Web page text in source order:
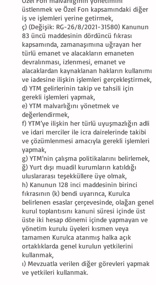
üstlenmek ve Özel Fon kapsamındaki diğer
iş ve işlemleri yerine getirmek,
ç) (Değişik: RG-26/8/2021-31580) Kanunun
83 üncü maddesinin dördüncü fıkrası
kapsamında, zamanaşımına uğrayan her
türlü emanet ve alacakların emaneten
devralınması, izlenmesi, emanet ve
alacaklardan kaynaklanan hakların kullanımı
ve iadesine ilişkin işlemleri gerçekleştirmek,
d) YTM gelirlerinin takip ve tahsili için
gerekli işlemleri yapmak,
e) YTM malvarlığını yönetmek ve
değerlendirmek,
f) YTM’ye ilişkin her türlü uyuşmazlığın adli
ve idari merciler ile icra dairelerinde takibi
ve çözümlenmesi amacıyla gerekli işlemleri
yapmak,
g) YTM’nin çalışma politikalarını belirlemek,
ğ) Yurt dışı muadil kurumların katıldığı
uluslararası teşekküllere üye olmak,
h) Kanunun 128 inci maddesinin birinci
fıkrasının (k) bendi uyarınca, Kurulca
belirlenen esaslar çerçevesinde, olağan genel
kurul toplantısını kanuni süresi içinde üst
üste iki hesap dönemi içinde yapmayan ve
yönetim kurulu üyeleri kısmen veya
tamamen Kurulca atanmış halka açık
ortaklıklarda genel kurulun yetkilerini
kullanmak,
ı) Mevzuatla verilen diğer görevleri yapmak
ve yetkileri kullanmak.